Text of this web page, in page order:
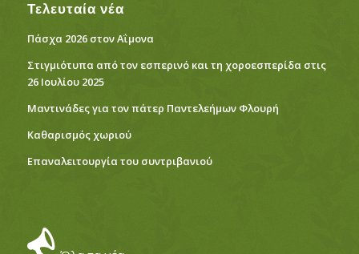
Τελευταία νέα
Πάσχα 2026 στον Αΐμονα
Στιγμιότυπα από τον εσπερινό και τη χοροεσπερίδα στις
26 Ιουλίου 2025
Μαντινάδες για τον πάτερ Παντελεήμων Φλουρή
Καθαρισμός χωριού
Eπαναλειτουργία του συντριβανιού